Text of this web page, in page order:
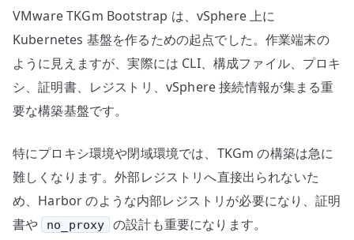
VMware TKGm Bootstrap は、vSphere 上に
Kubernetes 基盤を作るための起点でした。作業端末の
ように見えますが、実際には CLI、構成ファイル、プロキ
シ、証明書、レジストリ、vSphere 接続情報が集まる重
要な構築基盤です。
特にプロキシ環境や閉域環境では、TKGm の構築は急に
難しくなります。外部レジストリへ直接出られないた
め、Harbor のような内部レジストリが必要になり、証明
書や
no_proxy の設計も重要になります。